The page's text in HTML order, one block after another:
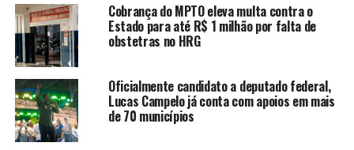
Cobrança do MPTO eleva multa contra o
Estado para até R$ 1 milhão por falta de
obstetras no HRG
Oficialmente candidato a deputado federal,
Lucas Campelo já conta com apoios em mais
de 70 municípios